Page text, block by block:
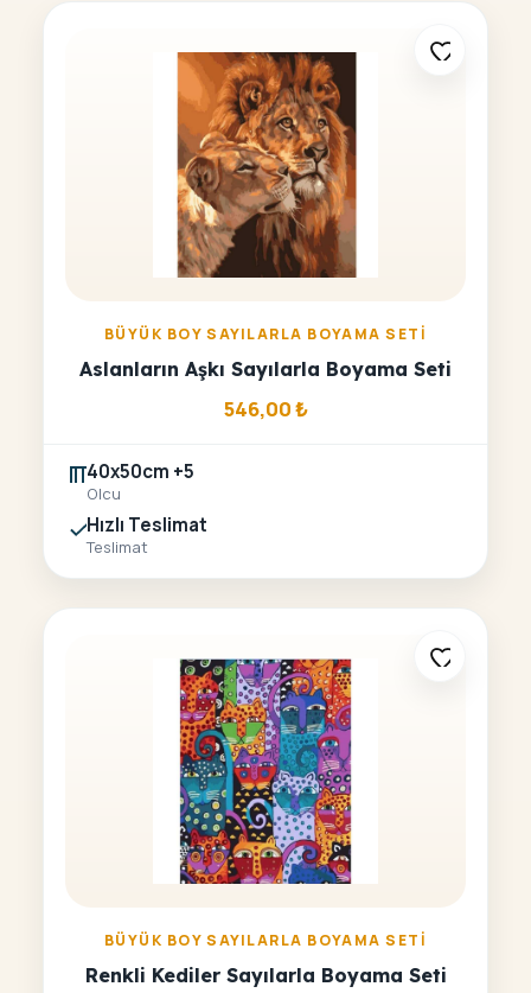
BÜYÜK BOY SAYILARLA BOYAMA SETI
Aslanların Aşkı Sayılarla Boyama Seti
546,00₺
40x50cm +5
Olcu
Hızlı Teslimat
Teslimat
BÜYÜK BOY SAYILARLA BOYAMA SETI
Renkli Kediler Sayılarla Boyama Seti